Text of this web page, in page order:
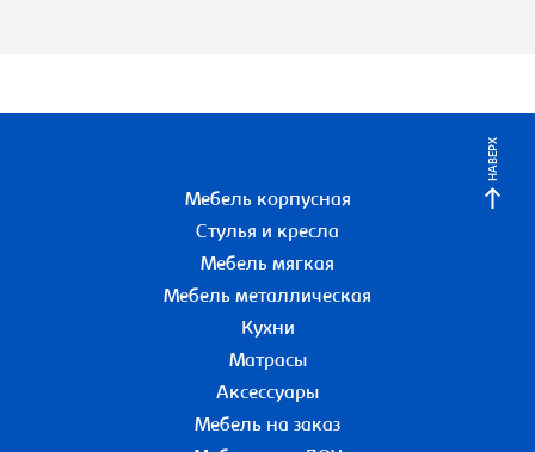
НАВЕРХ
Мебель корпусная
Стулья и кресла
Мебель мягкая
Мебель металлическая
Кухни
Матрасы
Аксессуары
Мебель на заказ